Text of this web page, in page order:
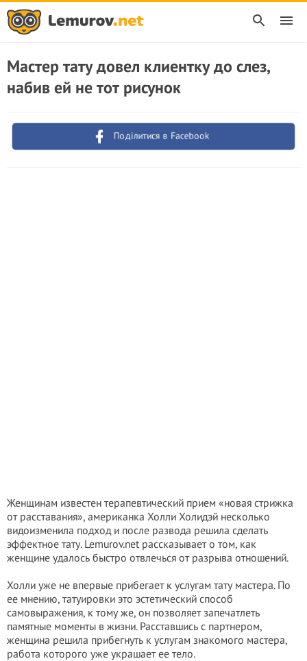
Мастер тату довел клиентку до слез,
набив ей не тот рисунок
Поділитися в Facebook
Женщинам известен терапевтический прием «новая стрижка
от расставания», американка Холли Холидэй несколько
видоизменила подход и после развода решила сделать
эффектное тату. Lemurov.net рассказывает о том, как
женщине удалось быстро отвлечься от разрыва отношений.
Холли уже не впервые прибегает к услугам тату мастера. По
ее мнению, татуировки это эстетический способ
самовыражения, к тому же, он позволяет запечатлеть
памятные моменты в жизни. Расставшись с партнером,
женщина решила прибегнуть к услугам знакомого мастера,
работа которого уже украшает ее тело.